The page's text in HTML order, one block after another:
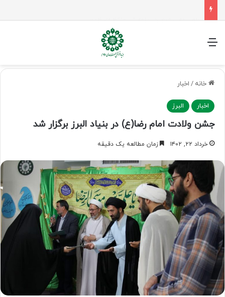
منو
خانه / اخبار
اخبار البرز
جشن ولادت امام رضا(ع) در بنیاد البرز برگزار شد
خرداد ۲۲, ۱۴۰۲ زمان مطالعه یک دقیقه